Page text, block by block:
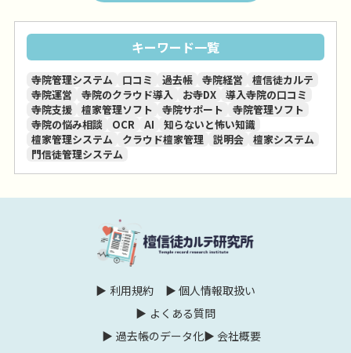
キーワード一覧
寺院管理システム 口コミ 過去帳 寺院経営
檀信徒カルテ
寺院運営
寺院のクラウド導入 お寺DX
導入寺院の口コミ
寺院支援
檀家管理ソフト 寺院サポート
寺院管理ソフト
寺院の悩み相談
OCR AI
知らないと怖い知識
檀家管理システム
クラウド檀家管理 説明会
檀家システム
門信徒管理システム
利用規約
個人情報取扱い
よくある質問
過去帳のデータ化
会社概要